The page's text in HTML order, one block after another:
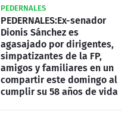
PEDERNALES
PEDERNALES:Ex-senador
Dionis Sánchez es
agasajado por dirigentes,
simpatizantes de la FP,
amigos y familiares en un
compartir este domingo al
cumplir su 58 años de vida